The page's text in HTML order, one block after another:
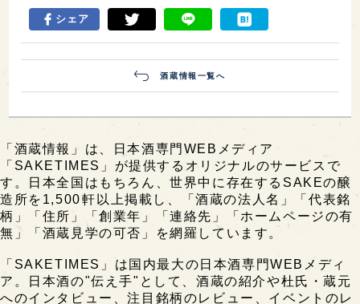
シェア
酒蔵情報一覧へ
「酒蔵情報」は、日本酒専門WEBメディア
「SAKETIMES」が提供するオリジナルのサービスで
す。日本全国はもちろん、世界中に存在するSAKEの醸
造所を1,500軒以上掲載し、「酒蔵の法人名」「代表銘
柄」「住所」「創業年」「連絡先」「ホームページの有
無」「酒蔵見学の可否」を網羅しています。
「SAKETIMES」は国内最大の日本酒専門WEBメディ
ア。日本酒の"伝え手"として、酒蔵の紹介や杜氏・蔵元
へのインタビュー、注目銘柄のレビュー、イベントのレ